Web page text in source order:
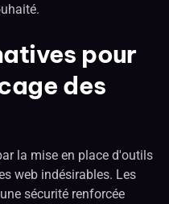
pour
des
la mise en place d'outils
web indésirables. Les
sécurité renforcée